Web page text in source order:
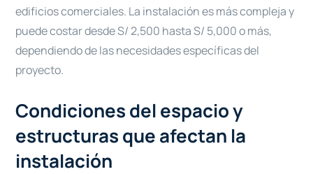
edificios comerciales. La instalación es más compleja y
puede costar desde S/ 2,500 hasta S/ 5,000 o más,
dependiendo de las necesidades específicas del
proyecto.
Condiciones del espacio y
estructuras que afectan la
instalación